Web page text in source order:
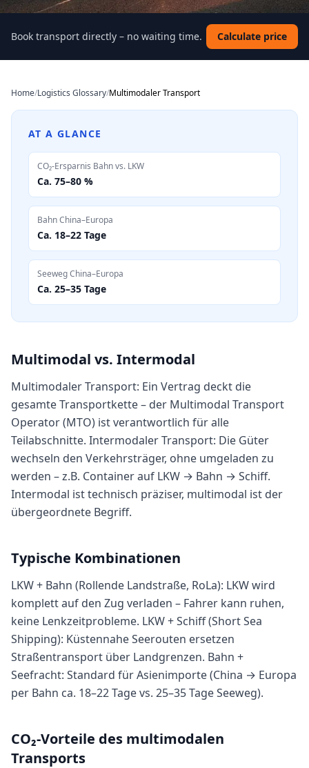
Book transport directly – no waiting time. Calculate price
Home/Logistics Glossary/Multimodaler Transport
AT A GLANCE
CO₂-Ersparnis Bahn vs. LKW
Ca. 75–80 %
Bahn China–Europa
Ca. 18–22 Tage
Seeweg China–Europa
Ca. 25–35 Tage
Multimodal vs. Intermodal
Multimodaler Transport: Ein Vertrag deckt die
gesamte Transportkette – der Multimodal Transport
Operator (MTO) ist verantwortlich für alle
Teilabschnitte. Intermodaler Transport: Die Güter
wechseln den Verkehrsträger, ohne umgeladen zu
werden – z.B. Container auf LKW → Bahn → Schiff.
Intermodal ist technisch präziser, multimodal ist der
übergeordnete Begriff.
Typische Kombinationen
LKW + Bahn (Rollende Landstraße, RoLa): LKW wird
komplett auf den Zug verladen – Fahrer kann ruhen,
keine Lenkzeitprobleme. LKW + Schiff (Short Sea
Shipping): Küstennahe Seerouten ersetzen
Straßentransport über Landgrenzen. Bahn +
Seefracht: Standard für Asienimporte (China → Europa
per Bahn ca. 18–22 Tage vs. 25–35 Tage Seeweg).
CO₂-Vorteile des multimodalen
Transports